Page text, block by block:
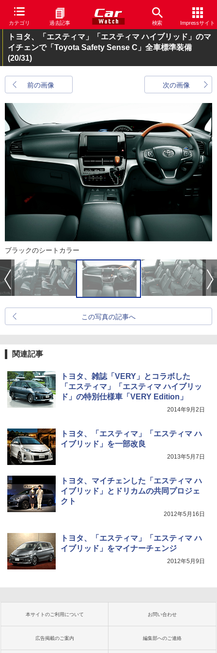
カテゴリ 過去記事 検索 Impressサイト
トヨタ、「エスティマ」「エスティマ ハイブリッド」のマ
イチェンで「Toyota Safety Sense C」全車標準装備
(20/31)
前の画像 次の画像
ブラックのシートカラー
この写真の記事へ
関連記事
トヨタ、雑誌「VERY」とコラボした
「エスティマ」「エスティマ ハイブリッ
ド」の特別仕様車「VERY Edition」
2014年9月2日
トヨタ、「エスティマ」「エスティマ ハ
イブリッド」を一部改良
2013年5月7日
トヨタ、マイチェンした「エスティマ ハ
イブリッド」とドリカムの共同プロジェ
クト
2012年5月16日
トヨタ、「エスティマ」「エスティマ ハ
イブリッド」をマイナーチェンジ
2012年5月9日
本サイトのご利用について お問い合わせ
広告掲載のご案内 編集部へのご連絡